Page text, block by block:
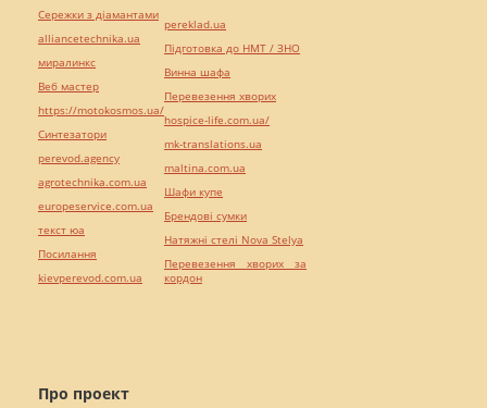
Про проект
Сережки з діамантами
alliancetechnika.ua
миралинкс
Веб мастер
https://motokosmos.ua/
Синтезатори
perevod.agency
agrotechnika.com.ua
europeservice.com.ua
текст юа
Посилання
kievperevod.com.ua
pereklad.ua
Підготовка до НМТ / ЗНО
Винна шафа
Перевезення хворих
hospice-life.com.ua/
mk-translations.ua
maltina.com.ua
Шафи купе
Брендові сумки
Натяжні стелі Nova Stelya
Перевезення хворих за
кордон